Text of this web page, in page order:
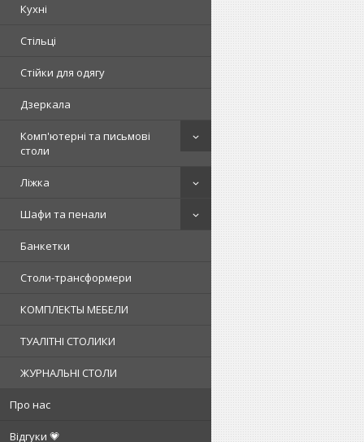
Кухні
Стільці
Стійки для одягу
Дзеркала
Комп'ютерні та письмові
столи
Ліжка
Шафи та пенали
Банкетки
Столи-трансформери
КОМПЛЕКТЫ МЕБЕЛИ
ТУАЛІТНІ СТОЛИКИ
ЖУРНАЛЬНІ СТОЛИ
Про нас
Відгуки 💗